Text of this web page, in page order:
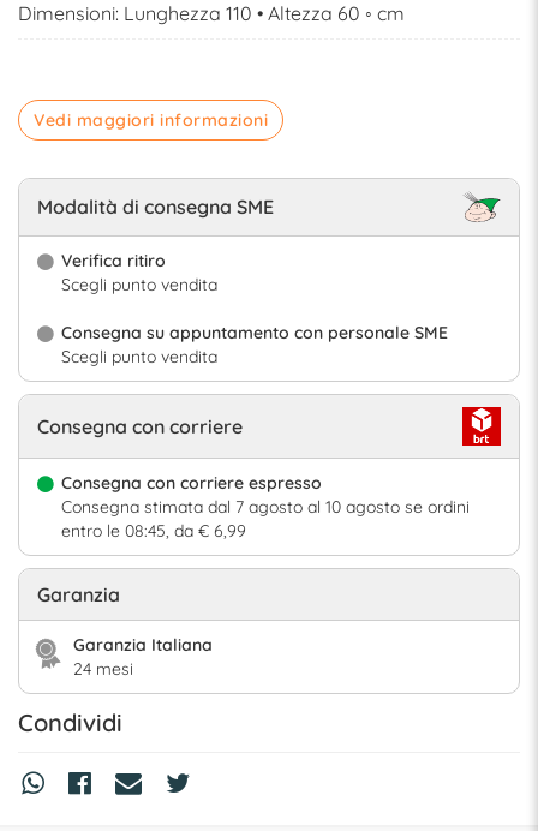
Dimensioni: Lunghezza 110 • Altezza 60 ◦ cm
Vedi maggiori informazioni
Modalità di consegna SME
Verifica ritiro
Scegli punto vendita
Consegna su appuntamento con personale SME
Scegli punto vendita
Consegna con corriere
Consegna con corriere espresso
Consegna stimata dal 7 agosto al 10 agosto se ordini
entro le 08:45, da € 6,99
Garanzia
Garanzia Italiana
24 mesi
Condividi